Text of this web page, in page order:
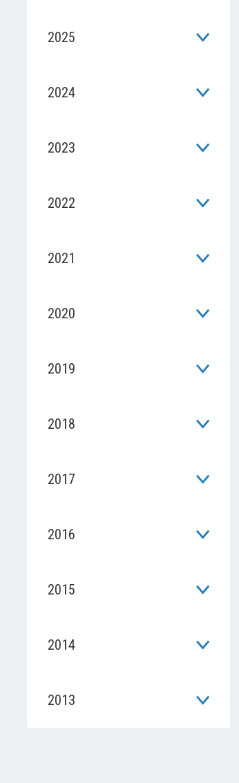
2025
2024
2023
2022
2021
2020
2019
2018
2017
2016
2015
2014
2013